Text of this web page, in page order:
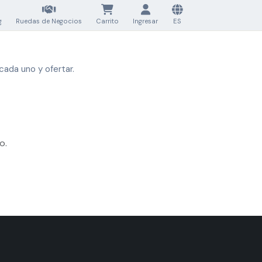
Ruedas de Negocios Carrito Ingresar ES
uno y ofertar.